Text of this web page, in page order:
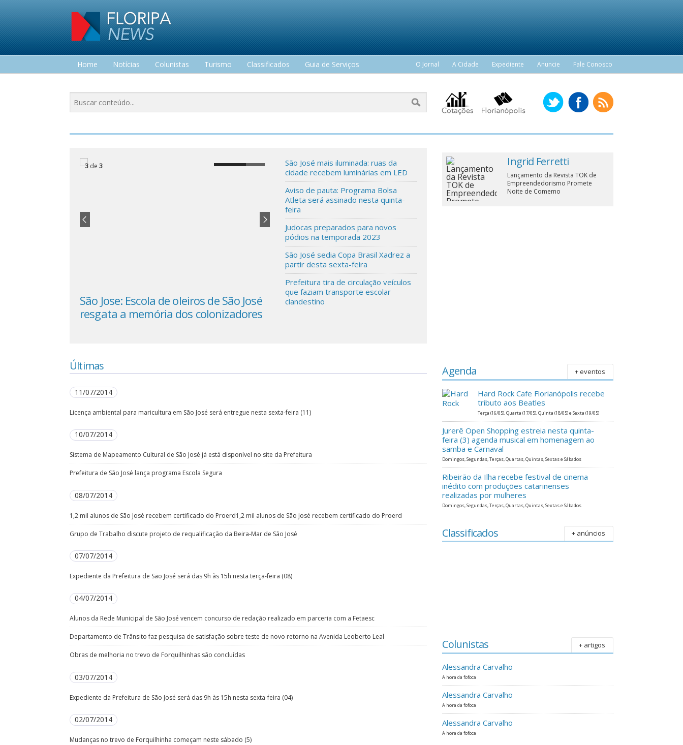
Home Notícias Colunistas Turismo Classificados
Guia de Serviços
O Jornal A Cidade Expediente Anuncie Fale Conosco
São Jose: Escola de oleiros de São José
resgata a memória dos colonizadores
Procon fiscaliza preços em postos de
3 de3
São José mais iluminada: ruas da
cidade recebem luminárias em LED
Aviso de pauta: Programa Bolsa
Atleta será assinado nesta quinta-
feira
Judocas preparados para novos
pódios na temporada 2023
São José sedia Copa Brasil Xadrez a
partir desta sexta-feira
Prefeitura tira de circulação veículos
que faziam transporte escolar
clandestino
Ingrid Ferretti
Lançamento da Revista TOK de
Empreendedorismo Promete
Noite de Comemo
Últimas
11/07/2014
Licença ambiental para maricultura em São José será entregue nesta sexta-feira (11)
10/07/2014
Sistema de Mapeamento Cultural de São José já está disponível no site da Prefeitura
Prefeitura de São José lança programa Escola Segura
08/07/2014
1,2 mil alunos de São José recebem certificado do Proerd1,2 mil alunos de São José recebem certificado do Proerd
Grupo de Trabalho discute projeto de requalificação da Beira-Mar de São José
07/07/2014
Expediente da Prefeitura de São José será das 9h às 15h nesta terça-feira (08)
04/07/2014
Alunos da Rede Municipal de São José vencem concurso de redação realizado em parceria com a Fetaesc
Departamento de Trânsito faz pesquisa de satisfação sobre teste de novo retorno na Avenida Leoberto Leal
Obras de melhoria no trevo de Forquilhinhas são concluídas
03/07/2014
Expediente da Prefeitura de São José será das 9h às 15h nesta sexta-feira (04)
02/07/2014
Mudanças no trevo de Forquilhinha começam neste sábado (5)
Agenda + eventos
Hard Rock Cafe Florianópolis recebe
tributo aos Beatles
Terça (16/05), Quarta (17/05), Quinta (18/05) e Sexta (19/05)
Jurerê Open Shopping estreia nesta quinta-
feira (3) agenda musical em homenagem ao
samba e Carnaval
Domingos, Segundas, Terças, Quartas, Quintas, Sextas e Sábados
Ribeirão da Ilha recebe festival de cinema
inédito com produções catarinenses
realizadas por mulheres
Domingos, Segundas, Terças, Quartas, Quintas, Sextas e Sábados
Classificados + anúncios
Colunistas + artigos
Alessandra Carvalho
A hora da fofoca
Alessandra Carvalho
A hora da fofoca
Alessandra Carvalho
A hora da fofoca